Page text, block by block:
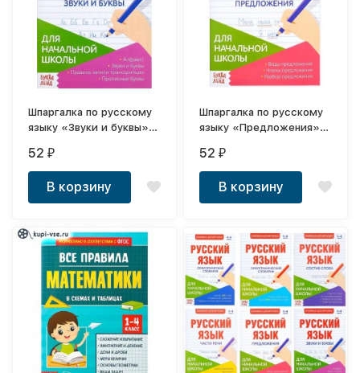
Шпаргалка по русскому
языку «Звуки и буквы»,
52₽
В корзину
Шпаргалка по русскому
языку «Предложения»,
52₽
В корзину